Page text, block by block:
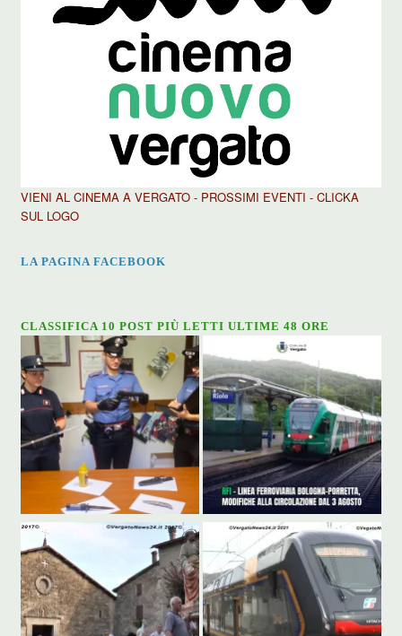
VIENI AL CINEMA A VERGATO - PROSSIMI EVENTI - CLICKA
SUL LOGO
LA PAGINA FACEBOOK
CLASSIFICA 10 POST PIÙ LETTI ULTIME 48 ORE